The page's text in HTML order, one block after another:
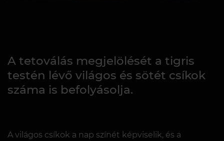
A tetoválás megjelölését a tigris
testén lévő világos és sötét csíkok
száma is befolyásolja.
A világos csíkok a nap színét képviselik, és a